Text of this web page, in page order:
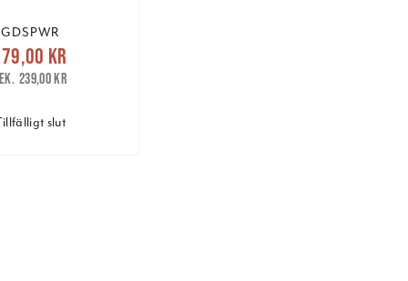
GDSPWRpris
krTidigare pris
kr
kr
239,00 kr
slut